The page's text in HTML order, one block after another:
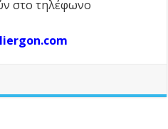
στο τηλέφωνο